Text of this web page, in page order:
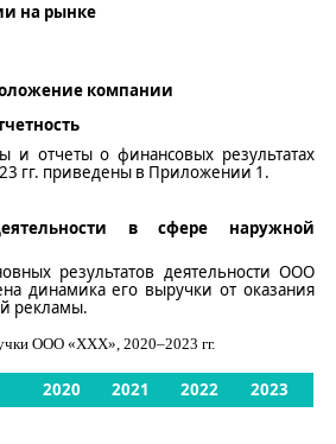
на рынке
компании
и отчеты о финансовых результатах
гг. приведены в Приложении 1.
в сфере наружной
результатов деятельности ООО
динамикаего выручки от оказания
рекламы.
ООО «ХХХ», 2020–2023 гг.
2020 2021 2022
2023